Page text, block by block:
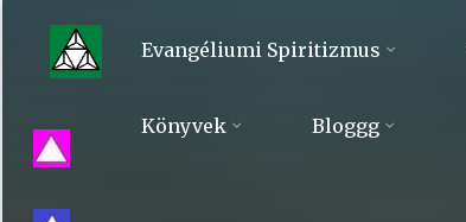
content
Evangéliumi
Evangéliumi Spiritizmus
Könyvek Bloggg